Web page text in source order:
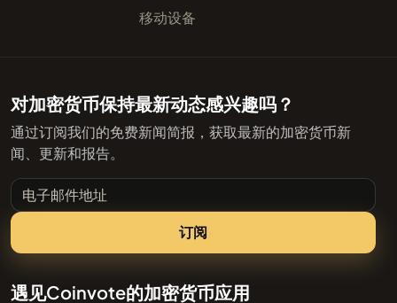
移动设备
对加密货币保持最新动态感兴趣吗？
通过订阅我们的免费新闻简报，获取最新的加密货币新
闻、更新和报告。
电子邮件地址
订阅
遇见Coinvote的加密货币应用